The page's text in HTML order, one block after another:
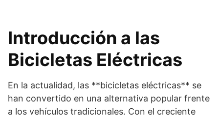
Introducción a las
Bicicletas Eléctricas
En la actualidad, las **bicicletas eléctricas** se
han convertido en una alternativa popular frente
a los vehículos tradicionales. Con el creciente